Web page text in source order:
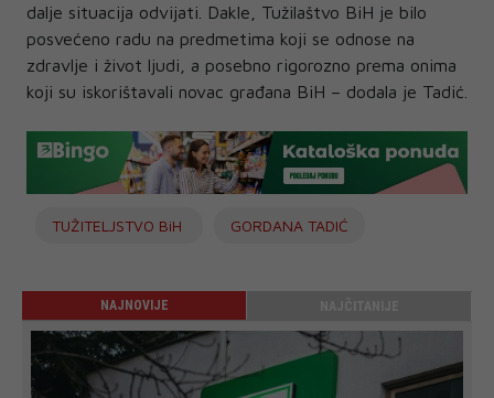
dalje situacija odvijati. Dakle, Tužilaštvo BiH je bilo
posvećeno radu na predmetima koji se odnose na
zdravlje i život ljudi, a posebno rigorozno prema onima
koji su iskorištavali novac građana BiH – dodala je Tadić.
TUŽITELJSTVO BiH GORDANA TADIĆ
NAJNOVIJE